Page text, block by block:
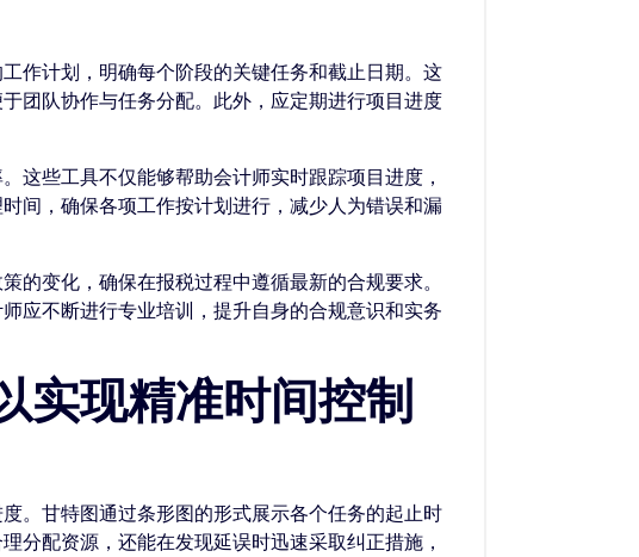
作计划，明确每个阶段的关键任务和截止日期。这
团队协作与任务分配。此外，应定期进行项目进度
这些工具不仅能够帮助会计师实时跟踪项目进度，
间，确保各项工作按计划进行，减少人为错误和漏
的变化，确保在报税过程中遵循最新的合规要求。
应不断进行专业培训，提升自身的合规意识和实务
实现精准时间控制
。甘特图通过条形图的形式展示各个任务的起止时
分配资源，还能在发现延误时迅速采取纠正措施，